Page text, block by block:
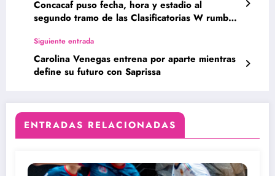
Concacaf puso fecha, hora y estadio al
segundo tramo de las Clasificatorias W rumbo
Siguiente entrada
Carolina Venegas entrena por aparte mientras
define su futuro con Saprissa
ENTRADAS RELACIONADAS